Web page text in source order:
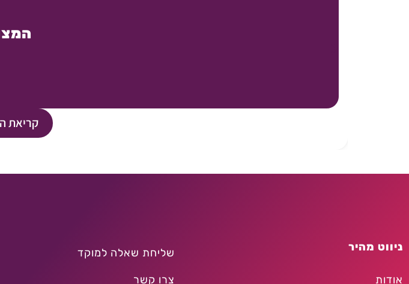
קריאת
ניווט מהיר
אודות
שליחת שאלה למוקד
צרו קשר